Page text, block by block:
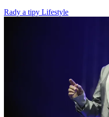
Rady a tipy Lifestyle